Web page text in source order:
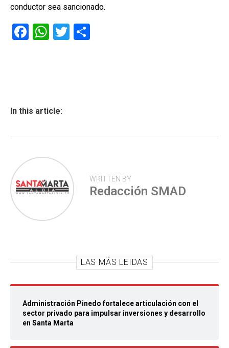
conductor sea sancionado.
F
ok
W
p
T
In this article:
WRITTEN BY
Redacción SMAD
LAS MÁS LEIDAS
Administración Pinedo fortalece articulación con el
sector privado para impulsar inversiones y desarrollo
en Santa Marta